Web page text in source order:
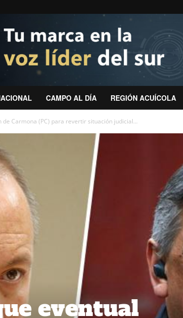
CAMPO AL DÍA REGIÓN ACUÍCOLA
Carmona (PC) para revertir situación judicial...
eventual